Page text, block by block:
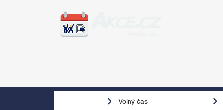
Volný čas